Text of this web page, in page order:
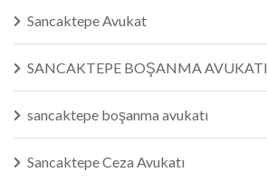
Sancaktepe Avukat
SANCAKTEPE BOŞANMA AVUKATI
sancaktepe boşanma avukatı
Sancaktepe Ceza Avukatı